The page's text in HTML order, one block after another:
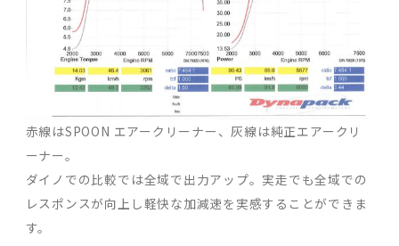
赤線はSPOON エアークリーナー、灰線は純正エアークリ
ーナー。
ダイノでの比較では全域で出力アップ。実走でも全域での
レスポンスが向上し軽快な加減速を実感することができま
す。